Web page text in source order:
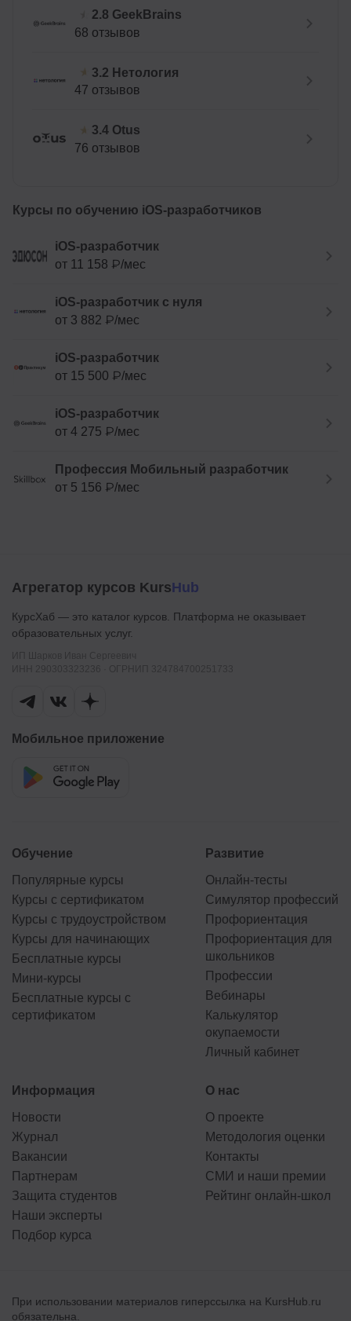
2.8 GeekBrains
68 отзывов
3.2 Нетология
47 отзывов
3.4 Otus
76 отзывов
Курсы по обучению iOS-разработчиков
iOS-разработчик
от 11 158 ₽/мес
iOS-разработчик с нуля
от 3 882 ₽/мес
iOS-разработчик
от 15 500 ₽/мес
iOS-разработчик
от 4 275 ₽/мес
Профессия Мобильный разработчик
от 5 156 ₽/мес
Агрегатор курсов KursHub
КурсХаб — это каталог курсов. Платформа не оказывает
образовательных услуг.
Мобильное приложение
Обучение
Популярные курсы
Курсы с сертификатом
Курсы с трудоустройством
Курсы для начинающих
Бесплатные курсы
Мини-курсы
Бесплатные курсы с
сертификатом
Развитие
Онлайн-тесты
Симулятор профессий
Профориентация
Профориентация для
школьников
Профессии
Вебинары
Калькулятор
окупаемости
Личный кабинет
Информация
Новости
Журнал
Вакансии
Партнерам
Защита студентов
Наши эксперты
Подбор курса
О нас
О проекте
Методология оценки
Контакты
СМИ и наши премии
Рейтинг онлайн-школ
При использовании материалов гиперссылка на KursHub.ru
обязательна.